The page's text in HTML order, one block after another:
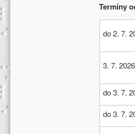
Termíny
do 2. 7.
3. 7. 2026
do 3. 7.
do 3. 7.